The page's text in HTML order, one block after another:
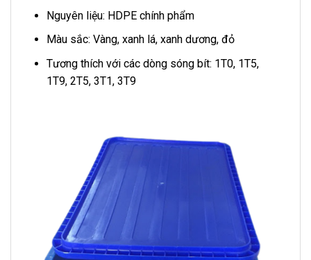
Nguyên liệu: HDPE chính phẩm
Màu sắc: Vàng, xanh lá, xanh dương, đỏ
Tương thích với các dòng sóng bít: 1T0, 1T5,
1T9, 2T5, 3T1, 3T9